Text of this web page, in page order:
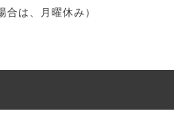
は、月曜休み）